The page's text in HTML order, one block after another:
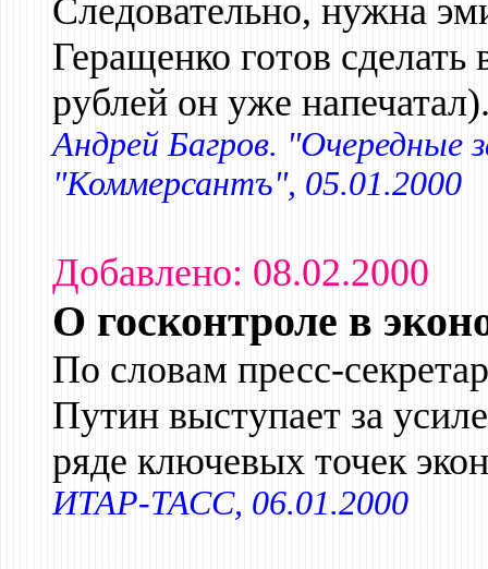
Следовательно, нужна
Геращенко готов
рублей он уже
Андрей Багров. "Очередные
"Коммерсантъ", 05.01.2000
Добавлено: 08.02.2000
О госконтроле в
По словам пресс-
Путин выступает за
ряде ключевых точек
ИТАР-ТАСС, 06.01.2000